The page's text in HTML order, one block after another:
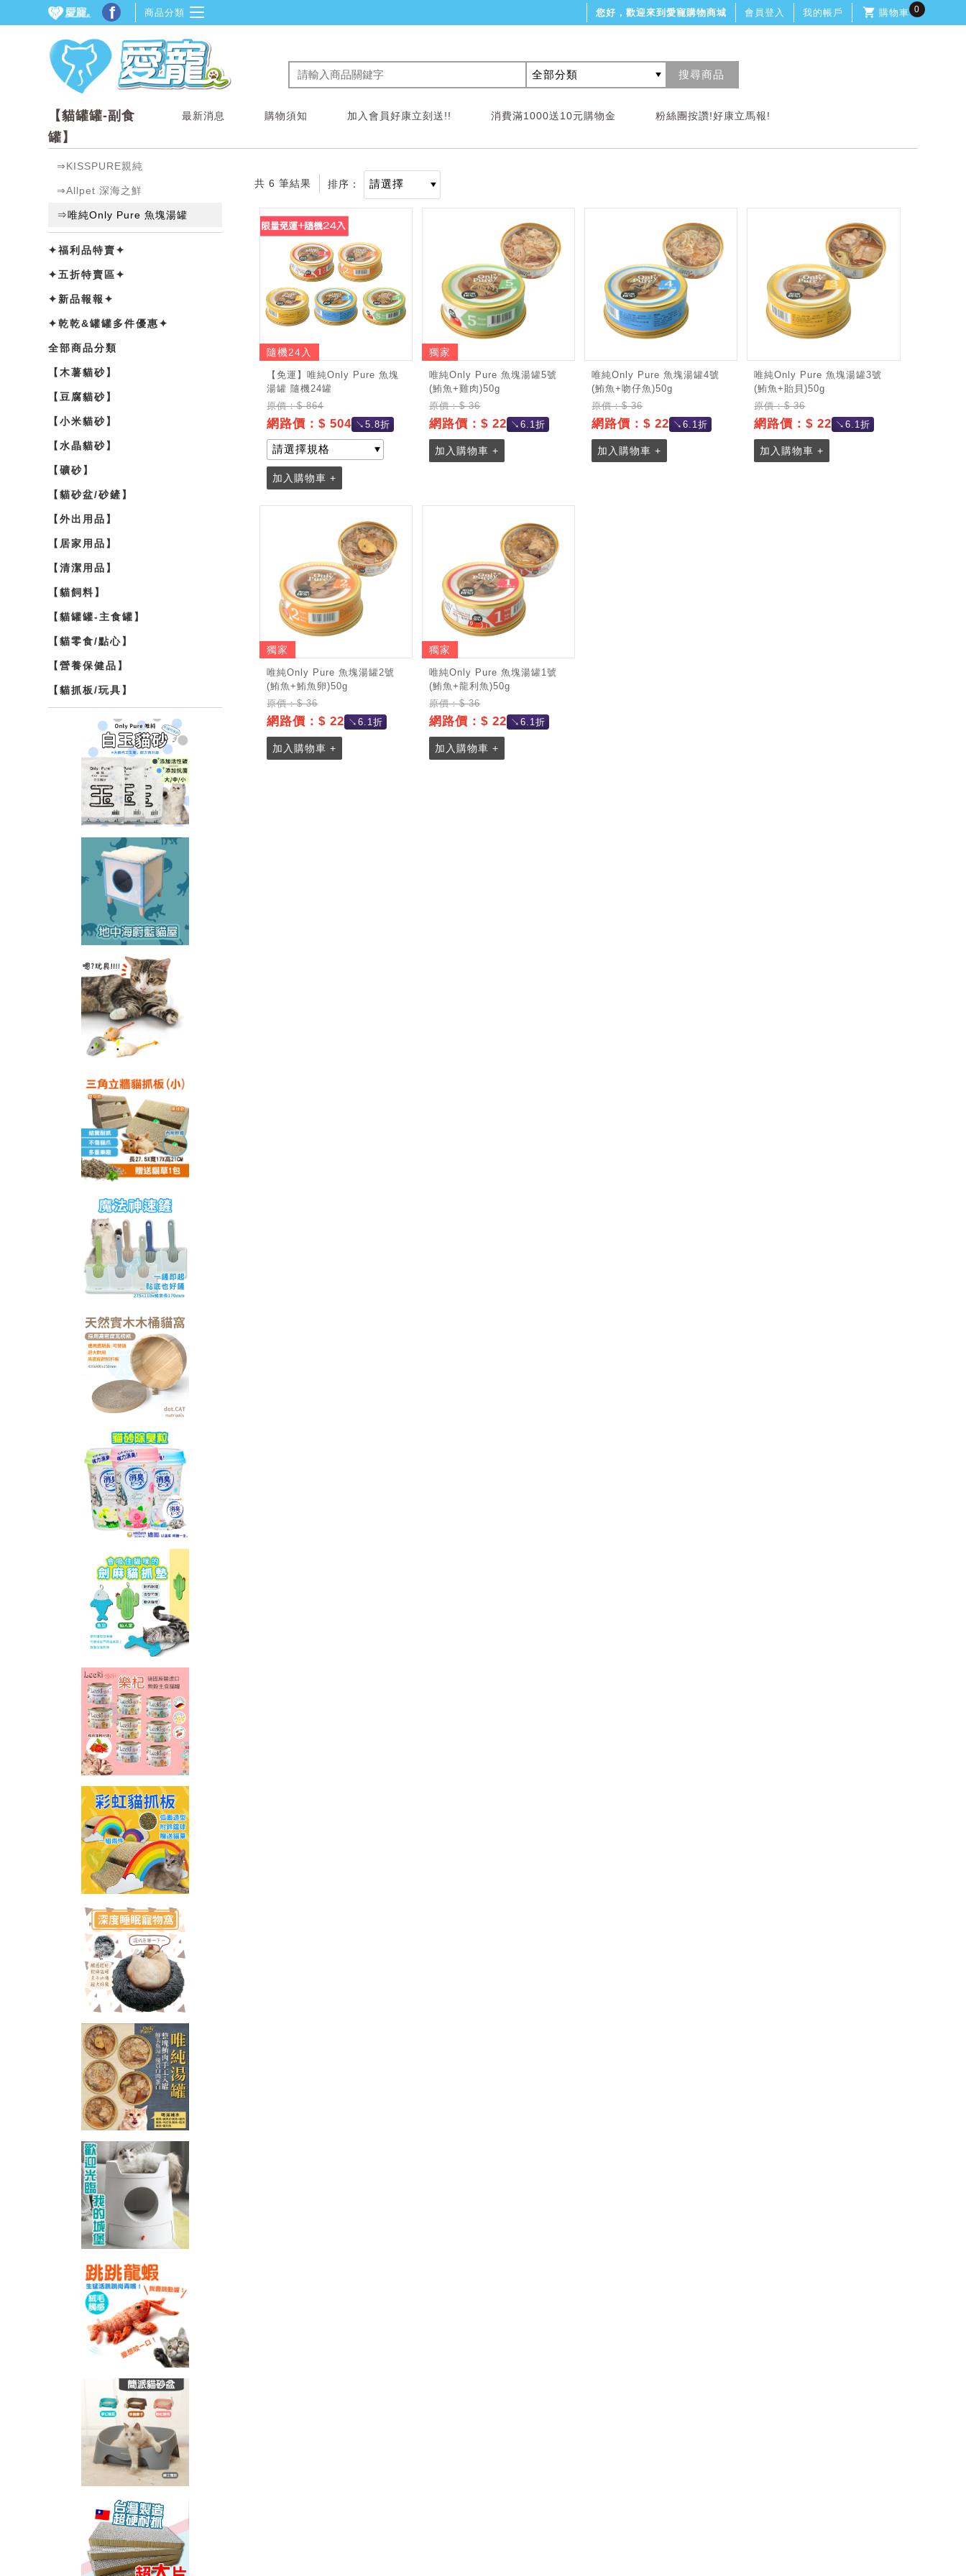
f 商品分類 您好，歡迎來到愛寵購物商城 會員登入 我的帳戶 購物車 0
【貓罐罐-副食
罐】
最新消息 購物須知 加入會員好康立刻送!! 消費滿1000送10元購物金 粉絲團按讚!好康立馬報!
⇒KISSPURE親純
⇒Allpet 深海之鮮
⇒唯純Only Pure 魚塊湯罐
✦福利品特賣✦
✦五折特賣區✦
✦新品報報✦
✦乾乾&罐罐多件優惠✦
全部商品分類
【木薯貓砂】
【豆腐貓砂】
【小米貓砂】
【水晶貓砂】
【礦砂】
【貓砂盆/砂鏟】
【外出用品】
【居家用品】
【清潔用品】
【貓飼料】
【貓罐罐-主食罐】
【貓零食/點心】
【營養保健品】
【貓抓板/玩具】
共 6 筆結果 排序：
隨機24入
【免運】唯純Only Pure 魚塊
湯罐 隨機24罐
原價：$ 864
網路價：$ 504 ↘5.8折
加入購物車 +
獨家
唯純Only Pure 魚塊湯罐5號
(鮪魚+雞肉)50g
原價：$ 36
網路價：$ 22 ↘6.1折
加入購物車 +
唯純Only Pure 魚塊湯罐4號
(鮪魚+吻仔魚)50g
原價：$ 36
網路價：$ 22 ↘6.1折
加入購物車 +
唯純Only Pure 魚塊湯罐3號
(鮪魚+貽貝)50g
原價：$ 36
網路價：$ 22 ↘6.1折
加入購物車 +
獨家
唯純Only Pure 魚塊湯罐2號
(鮪魚+鮪魚卵)50g
原價：$ 36
網路價：$ 22 ↘6.1折
加入購物車 +
獨家
唯純Only Pure 魚塊湯罐1號
(鮪魚+龍利魚)50g
原價：$ 36
網路價：$ 22 ↘6.1折
加入購物車 +